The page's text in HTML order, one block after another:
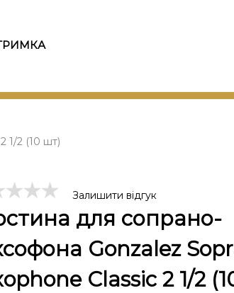
1/2 (10 шт)
Залишити відгук
для сопрано-
Gonzalez
Classic 2 1/2